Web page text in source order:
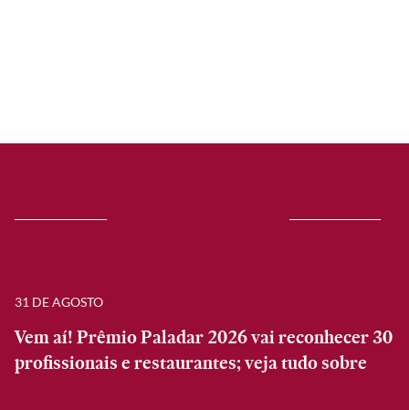
31 DE AGOSTO
Vem aí! Prêmio Paladar 2026 vai reconhecer 30
profissionais e restaurantes; veja tudo sobre